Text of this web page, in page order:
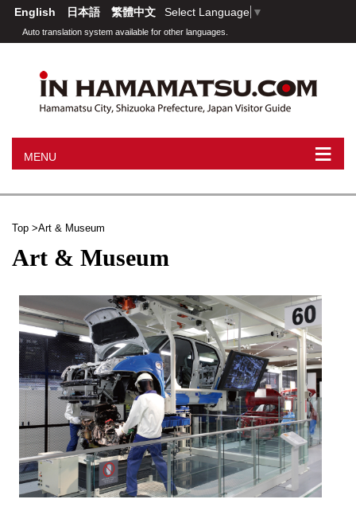
English 日本語 繁體中文 Select Language ▼
Auto translation system available for other languages.
MENU ≡
Top Art & Museum
Art & Museum